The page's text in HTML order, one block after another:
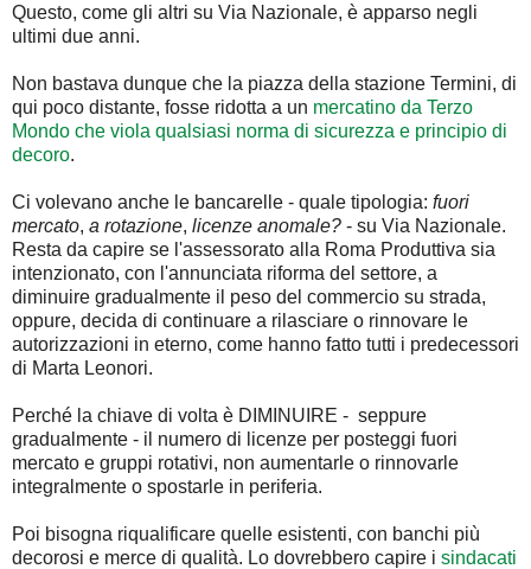
Questo, come gli altri su Via Nazionale, è apparso negli
ultimi due anni.
Non bastava dunque che la piazza della stazione Termini, di
qui poco distante, fosse ridotta a un mercatino da Terzo
Mondo che viola qualsiasi norma di sicurezza e principio di
decoro.
Ci volevano anche le bancarelle - quale tipologia: fuori
mercato, a rotazione, licenze anomale? - su Via Nazionale.
Resta da capire se l'assessorato alla Roma Produttiva sia
intenzionato, con l'annunciata riforma del settore, a
diminuire gradualmente il peso del commercio su strada,
oppure, decida di continuare a rilasciare o rinnovare le
autorizzazioni in eterno, come hanno fatto tutti i predecessori
di Marta Leonori.
Perché la chiave di volta è DIMINUIRE - seppure
gradualmente - il numero di licenze per posteggi fuori
mercato e gruppi rotativi, non aumentarle o rinnovarle
integralmente o spostarle in periferia.
Poi bisogna riqualificare quelle esistenti, con banchi più
decorosi e merce di qualità. Lo dovrebbero capire i sindacati